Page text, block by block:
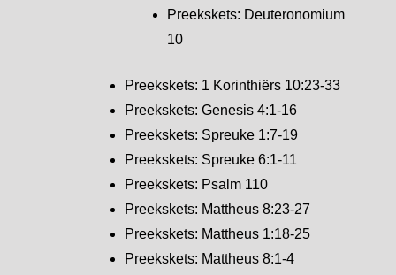
Preekskets: Deuteronomium
10
Preekskets: 1 Korinthiërs 10:23-33
Preekskets: Genesis 4:1-16
Preekskets: Spreuke 1:7-19
Preekskets: Spreuke 6:1-11
Preekskets: Psalm 110
Preekskets: Mattheus 8:23-27
Preekskets: Mattheus 1:18-25
Preekskets: Mattheus 8:1-4